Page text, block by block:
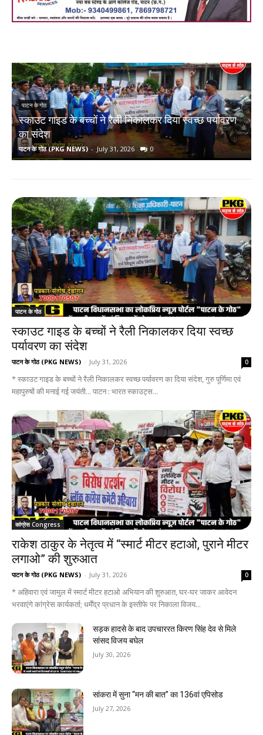
पाटन के गोठ
स्काउट गाइड के बच्चों ने रैली निकालकर दिया स्वच्छ पर्यावरण
का संदेश
पाटन के गोठ (PKG NEWS) - July 31, 2026 0
पाटन के गोठ
स्काउट गाइड के बच्चों ने रैली निकालकर दिया स्वच्छ
पर्यावरण का संदेश
पाटन के गोठ (PKG NEWS) - July 31, 2026 0
* स्काउट गाइड के बच्चों ने रैली निकालकर स्वच्छ पर्यावरण का दिया संदेश, गुरु पूर्णिमा एवं
महापुरुषों की मनाई गई जयंती... पाटन : भारत स्काउट्स...
कांग्रेस Congress
राकेश ठाकुर के नेतृत्व में “स्मार्ट मीटर हटाओ, पुराने मीटर
लगाओ” की शुरुआत
पाटन के गोठ (PKG NEWS) - July 31, 2026 0
* अहिवारा एवं जामुल में स्मार्ट मीटर हटाओ अभियान की शुरुआत, घर-घर जाकर आवेदन
भरवाएंगे कांग्रेस कार्यकर्ता; धर्मेंद्र प्रधान के इस्तीफे पर निकाला विजय...
सड़क हादसे के बाद उपचाररत किरण सिंह देव से मिले
सांसद विजय बघेल
July 30, 2026
सांकरा में सुना “मन की बात” का 136वां एपिसोड
July 27, 2026